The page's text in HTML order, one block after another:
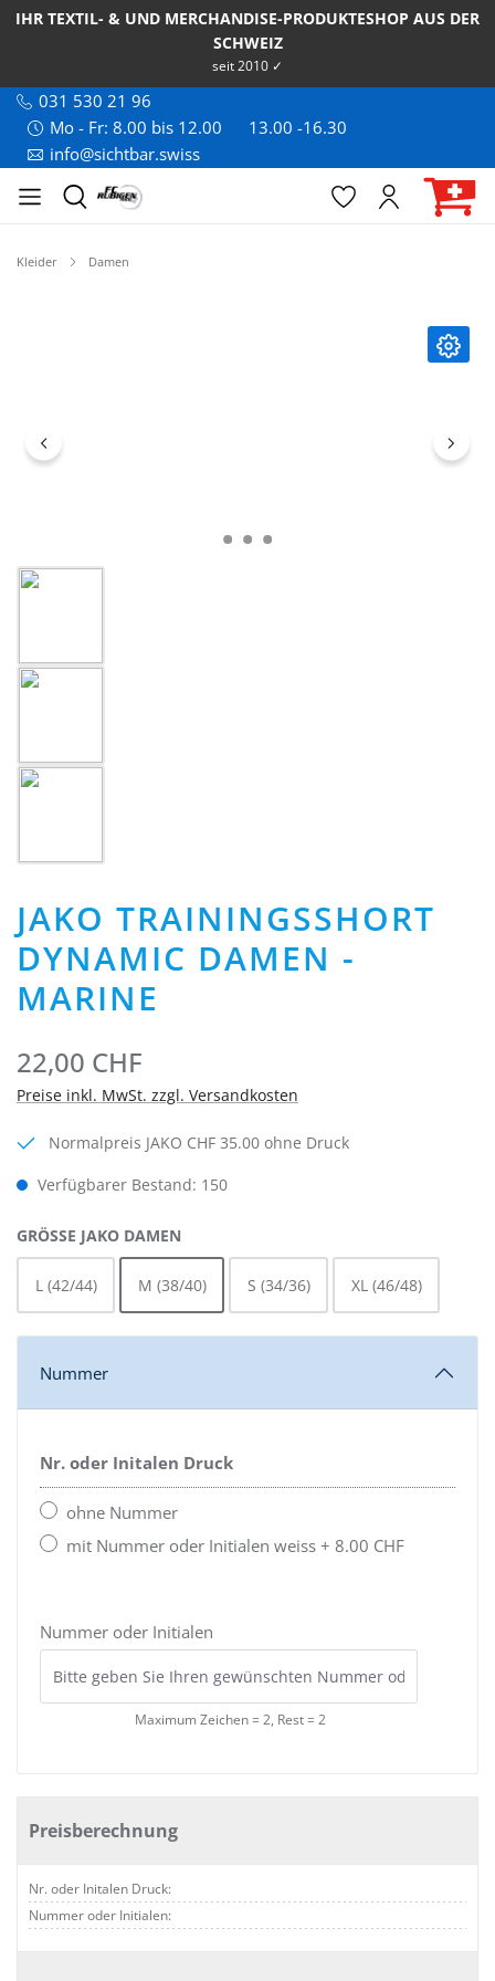
IHR TEXTIL- & UND MERCHANDISE-PRODUKTESHOP AUS DER
SCHWEIZ
seit 2010 ✓
031 530 21 96
Mo - Fr: 8.00 bis 12.00
13.00 -16.30
info@sichtbar.swiss
Kleider Damen
JAKO TRAININGSSHORT
DYNAMIC DAMEN -
MARINE
22,00 CHF
Preise inkl. MwSt. zzgl. Versandkosten
Normalpreis JAKO CHF 35.00 ohne Druck
Verfügbarer Bestand: 150
GRÖSSE JAKO DAMEN
L (42/44) M (38/40) S (34/36) XL (46/48)
Nummer
Nr. oder Initalen Druck
ohne Nummer
mit Nummer oder Initialen weiss + 8.00 CHF
Nummer oder Initialen
Maximum Zeichen = 2, Rest = 2
Preisberechnung
Nr. oder Initalen Druck:
Nummer oder Initialen: